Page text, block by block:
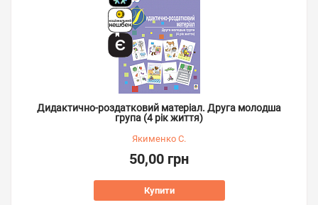
Дидактично-роздатковий матеріал. Друга молодша
група (4 рік життя)
Якименко С.
50,00 грн
Купити